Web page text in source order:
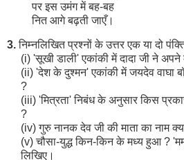
पर इस उमंग में बह-बह
नित आगे बढ़ती जाएँ।
3.निम्नलिखित प्रश्नों के उत्तर एक या दो
(i) 'सूखी डाली' एकांकी में दादा जी ने
(ii) 'देश के दुश्मन' एकांकी में जयदेव वाघा
?
(iii) 'मित्रता' निबंध के अनुसार किस
?
(iv) गुरु नानक देव जी की माता का नाम
(v) चौसा-युद्ध किन-किन के मध्य हुआ ?
लिखिए।